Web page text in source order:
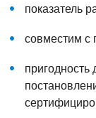
показатель
совместим с